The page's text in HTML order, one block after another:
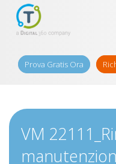
Prova Gratis Ora
VM